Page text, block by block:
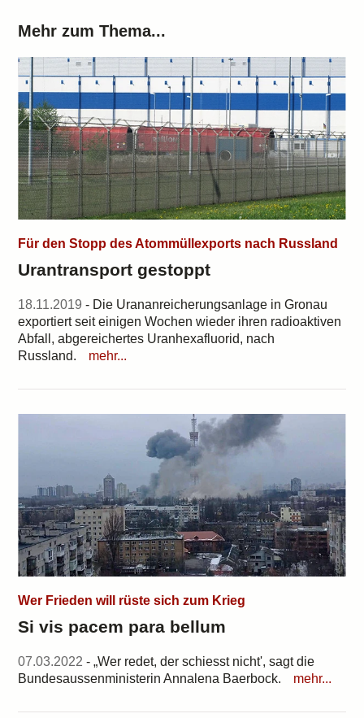
Mehr zum Thema...
Für den Stopp des Atommüllexports nach Russland
Urantransport gestoppt
18.11.2019 - Die Urananreicherungsanlage in Gronau
exportiert seit einigen Wochen wieder ihren radioaktiven
Abfall, abgereichertes Uranhexafluorid, nach
Russland.
mehr...
Wer Frieden will rüste sich zum Krieg
Si vis pacem para bellum
07.03.2022 - „Wer redet, der schiesst nicht', sagt die
Bundesaussenministerin Annalena Baerbock.
mehr...